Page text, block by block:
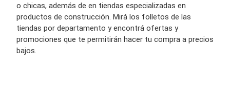
o chicas, además de en tiendas especializadas en
productos de construcción. Mirá los folletos de las
tiendas por departamento y encontrá ofertas y
promociones que te permitirán hacer tu compra a precios
bajos.